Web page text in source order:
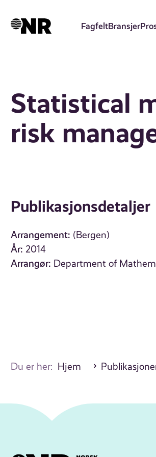
hovedinnhold
FagfeltBransjer
Statistical
risk
Publikasjonsdetaljer
Arrangement: (Bergen)
År: 2014
Arrangør: Department of
Du er her: Hjem